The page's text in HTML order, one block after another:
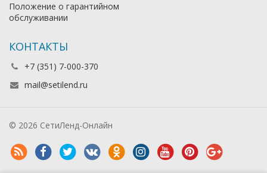
Положение о гарантийном
обслуживании
КОНТАКТЫ
+7 (351) 7-000-370
mail@setilend.ru
© 2026 СетиЛенд-Онлайн